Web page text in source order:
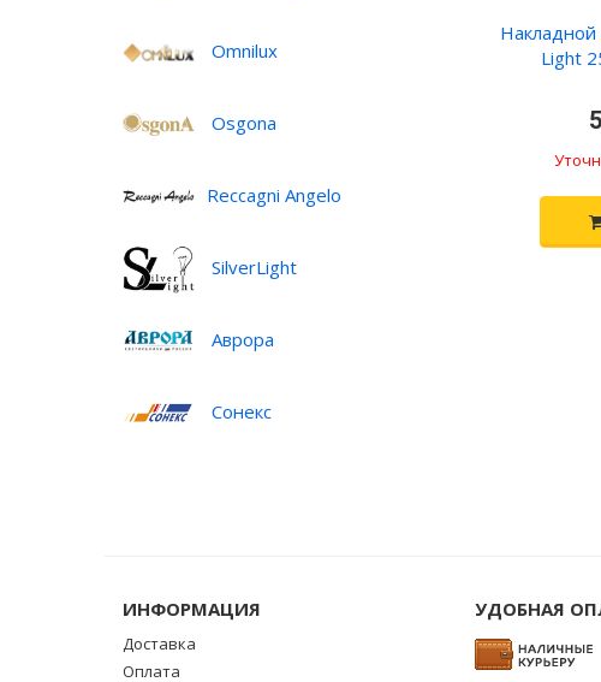
Omnilux
Osgona
Reccagni Angelo
SilverLight
Аврора
Сонекс
Накладной
Light
ИНФОРМАЦИЯ
Доставка
Оплата
УДОБНАЯ